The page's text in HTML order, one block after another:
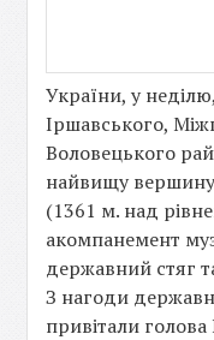
України, у
Іршавського,
Воловецького
найвищу
(1361 м. над
акомпанемент
державний стяг
З нагоди
привітали голова